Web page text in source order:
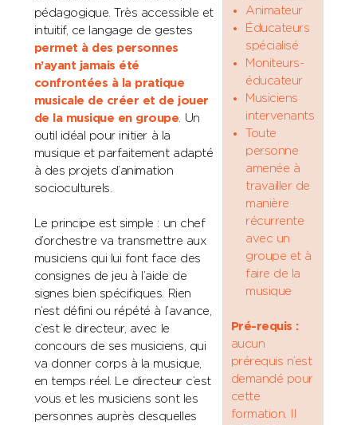
pédagogique. Très accessible et
intuitif, ce langage de gestes
permet à des personnes
n’ayant jamais été
confrontées à la pratique
musicale de créer et de jouer
de la musique en groupe . Un
outil idéal pour initier à la
musique et parfaitement adapté
à des projets d’animation
socioculturels.
Le principe est simple : un chef
d’orchestre va transmettre aux
musiciens qui lui font face des
consignes de jeu à l’aide de
signes bien spécifiques. Rien
n’est défini ou répété à l’avance,
c’est le directeur, avec le
concours de ses musiciens, qui
va donner corps à la musique,
en temps réel. Le directeur c’est
vous et les musiciens sont les
personnes auprès desquelles
Animateur
Éducateurs
spécialisé
Moniteurs-
éducateur
Musiciens
intervenants
Toute
personne
amenée à
travailler de
manière
récurrente
avec un
groupe et à
faire de la
musique
Pré-requis :
aucun
prérequis n’est
demandé pour
cette
formation. Il